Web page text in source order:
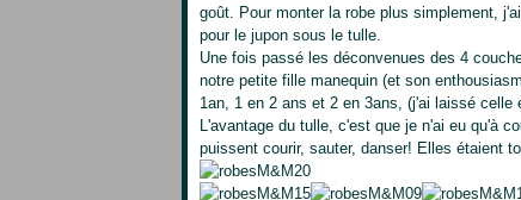
goût. Pour monter la robe plus simplement,
pour le jupon sous le tulle.
Une fois passé les déconvenues des 4
notre petite fille manequin (et son
1an, 1 en 2 ans et 2 en 3ans, (j'ai laissé
L'avantage du tulle, c'est que je n'ai eu qu'à
puissent courir, sauter, danser! Elles étaient